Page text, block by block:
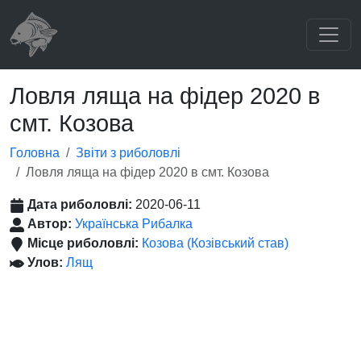
Ловля ляща на фідер 2020 в
смт. Козова
Головна
Звіти з риболовлі
Ловля ляща на фідер 2020 в смт. Козова
Дата риболовлі: 2020-06-11
Автор: Українська Рибалка
Місце риболовлі: Козова (Козівський став)
Улов: Лящ